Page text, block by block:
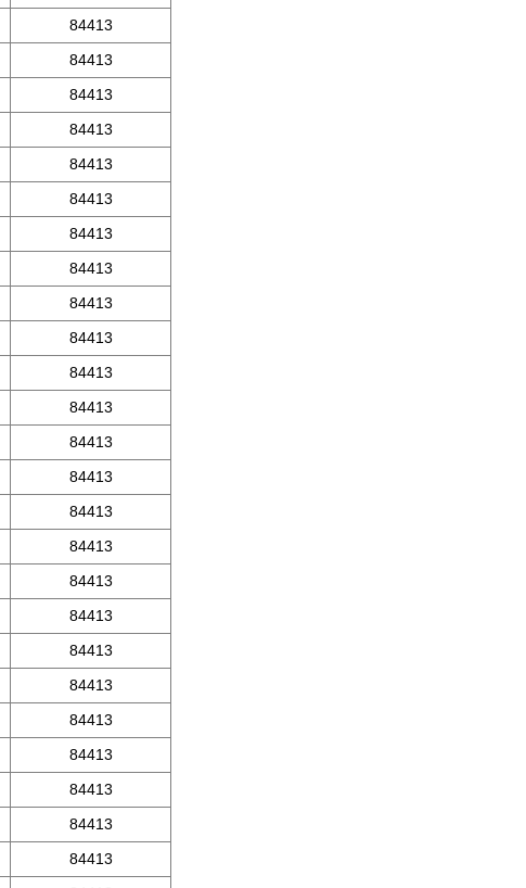
84413
84413
84413
84413
84413
84413
84413
84413
84413
84413
84413
84413
84413
84413
84413
84413
84413
84413
84413
84413
84413
84413
84413
84413
84413